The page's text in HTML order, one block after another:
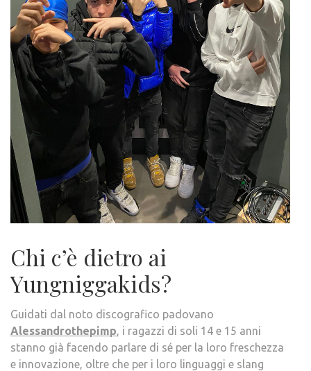
Chi c’è dietro ai
Yungniggakids?
Guidati dal noto discografico padovano
Alessandrothepimp, i ragazzi di soli 14 e 15 anni
stanno già facendo parlare di sé per la loro freschezza
e innovazione, oltre che per i loro linguaggi e slang